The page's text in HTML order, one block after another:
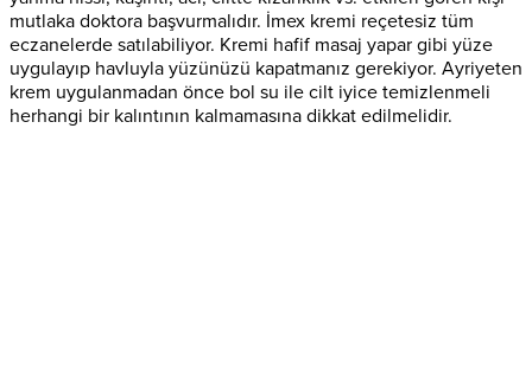
mutlaka doktora başvurmalıdır. İmex kremi reçetesiz tüm
eczanelerde satılabiliyor. Kremi hafif masaj yapar gibi yüze
uygulayıp havluyla yüzünüzü kapatmanız gerekiyor. Ayriyeten
krem uygulanmadan önce bol su ile cilt iyice temizlenmeli
herhangi bir kalıntının kalmamasına dikkat edilmelidir.